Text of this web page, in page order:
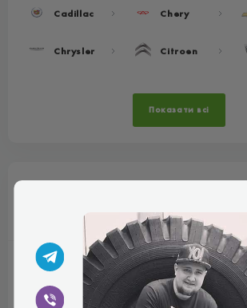
Cadillac Chery
Chrysler Citroen
Показати всі
R13 R14 R15